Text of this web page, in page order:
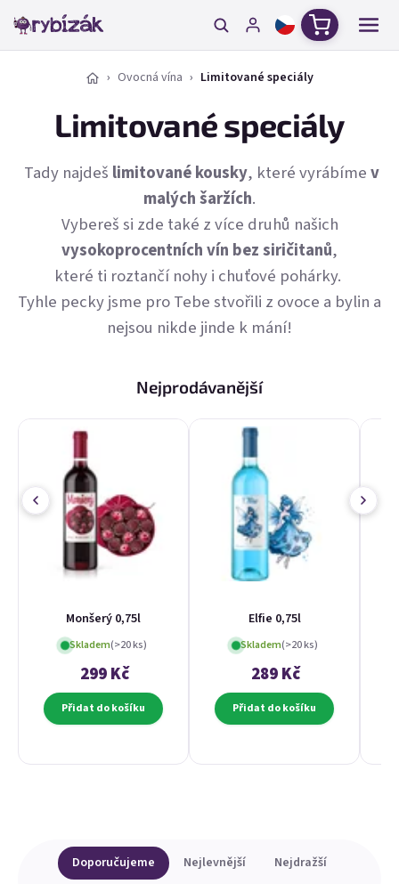
Přejít na obsah
Nákupní
Ovocná vína Limitované speciály
Limitované speciály
Tady najdeš limitované kousky, které vyrábímev
malých šaržích.
Vybereš si zde také z více druhů našich
vysokoprocentních vín bez siričitanů,
které ti roztančí nohy i chuťové pohárky.
Tyhle pecky jsme pro Tebe stvořili z ovoce a bylin a
nejsou nikde jinde k mání!
Nejprodávanější
Monšerý 0,75l
Skladem(>20 ks)
299 Kč
Přidat do košíku
Elfie 0,75l
Skladem(>20 ks)
289 Kč
Přidat do košíku
Výpis produktů
Řazení produktů
Doporučujeme Nejlevnější
Nejdražší